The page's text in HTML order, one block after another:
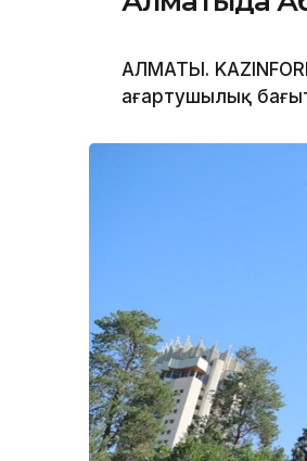
АЛМАТЫ.
ағартушылық